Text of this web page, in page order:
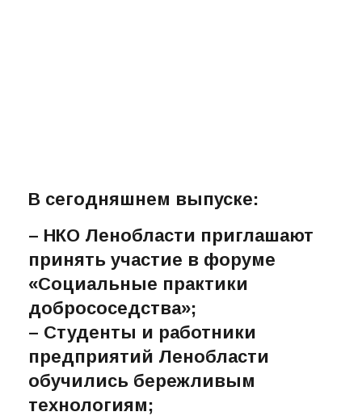
В сегодняшнем выпуске:
– НКО Ленобласти приглашают
принять участие в форуме
«Социальные практики
добрососедства»;
– Студенты и работники
предприятий Ленобласти
обучились бережливым
технологиям;